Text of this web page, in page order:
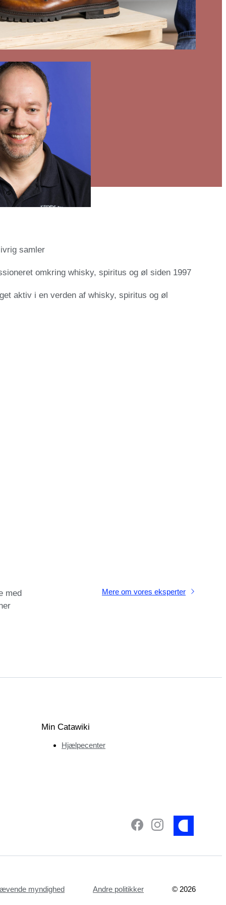
samler
omkring whisky, spiritus og øl siden 1997
aktiv i en verden af whisky, spiritus og øl
med
Mere om vores eksperter
Min Catawiki
Hjælpecenter
myndighed Andre politikker © 2026